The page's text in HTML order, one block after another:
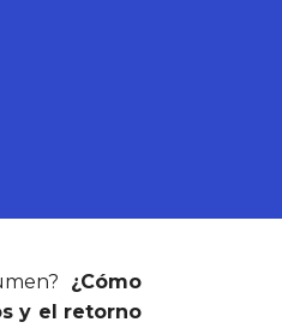
¿Cómo
y el retorno